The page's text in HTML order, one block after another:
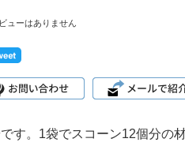
ューはありません
す。1袋でスコーン12個分の